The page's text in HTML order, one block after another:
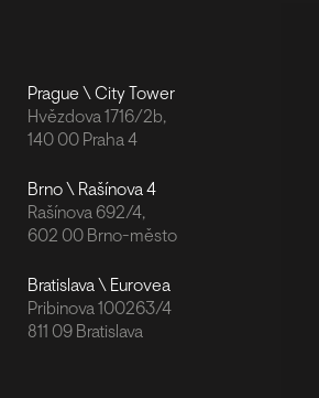
Prague \ City Tower
Hvězdova 1716/2b,
140 00 Praha 4
Brno \ Rašínova 4
Rašínova 692/4,
602 00 Brno-město
Bratislava \ Eurovea
Pribinova 100263/4
811 09 Bratislava